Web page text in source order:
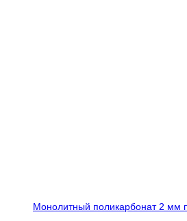
Монолитный поликарбонат 2 мм